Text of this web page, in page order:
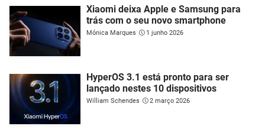
Xiaomi deixa Apple e Samsung para
trás com o seu novo smartphone
Mónica Marques 1 junho 2026
HyperOS 3.1 está pronto para ser
lançado nestes 10 dispositivos
William Schendes 2 março 2026